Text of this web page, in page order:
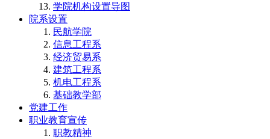
学院机构设置导图
院系设置
民航学院
信息工程系
经济贸易系
建筑工程系
机电工程系
基础教学部
党建工作
职业教育宣传
职教精神